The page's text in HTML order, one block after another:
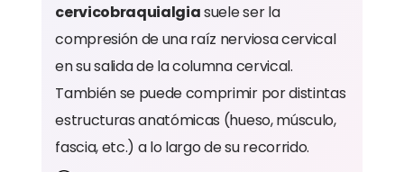
cervicobraquialgiasuele ser la
compresión de una raíz nerviosa cervical
en su salida de la columna cervical.
También se puede comprimir por distintas
estructuras anatómicas (hueso, músculo,
fascia, etc.) a lo largo de su recorrido.